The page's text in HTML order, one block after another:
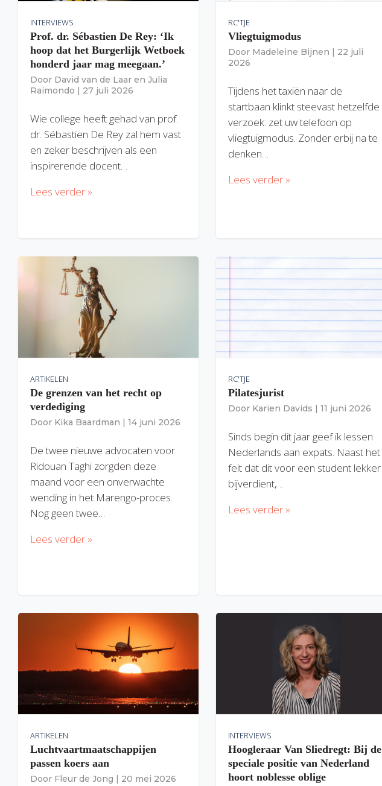
INTERVIEWS
Prof. dr. Sébastien De Rey: ‘Ik
hoop dat het Burgerlijk Wetboek
honderd jaar mag meegaan.’
Door David van de Laar en Julia
Raimondo | 27 juli 2026
Wie college heeft gehad van prof.
dr. Sébastien De Rey zal hem vast
en zeker beschrijven als een
inspirerende docent…
Lees verder »
RC'TJE
Vliegtuigmodus
Door Madeleine Bijnen | 22 juli
2026
Tijdens het taxiën naar de
startbaan klinkt steevast hetzelfde
verzoek: zet uw telefoon op
vliegtuigmodus. Zonder erbij na te
denken…
Lees verder »
ARTIKELEN
De grenzen van het recht op
verdediging
Door Kika Baardman | 14 juni 2026
De twee nieuwe advocaten voor
Ridouan Taghi zorgden deze
maand voor een onverwachte
wending in het Marengo-proces.
Nog geen twee…
Lees verder »
RC'TJE
Pilatesjurist
Door Karien Davids | 11 juni 2026
Sinds begin dit jaar geef ik lessen
Nederlands aan expats. Naast het
feit dat dit voor een student lekker
bijverdient,…
Lees verder »
ARTIKELEN
Luchtvaartmaatschappijen
passen koers aan
Door Fleur de Jong | 20 mei 2026
INTERVIEWS
Hoogleraar Van Sliedregt: Bij de
speciale positie van Nederland
hoort noblesse oblige